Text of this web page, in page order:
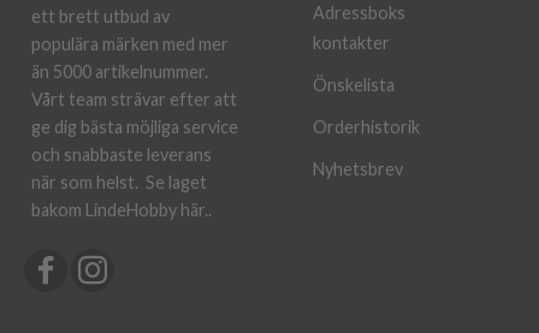
ett brett utbud av
populära märken med mer
än 5000 artikelnummer.
Vårt team strävar efter att
ge dig bästa möjliga service
och snabbaste leverans
när som helst. Se laget
bakom LindeHobby här..
Adressboks
kontakter
Önskelista
Orderhistorik
Nyhetsbrev